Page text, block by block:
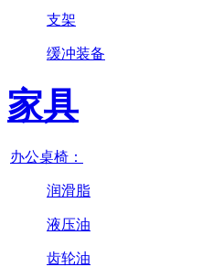
支架
缓冲装备
家具
办公桌椅：
润滑脂
液压油
齿轮油